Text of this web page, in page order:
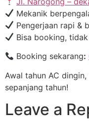
Mekanik
Pengerjaan rapi &
Bisa booking,
Booking sekarang:
Awal tahun AC
sepanjang tahun!
Leave a